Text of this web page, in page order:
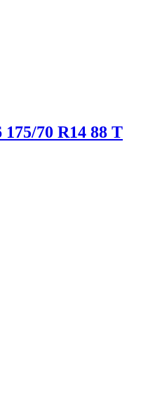
175/70 R14 88 T